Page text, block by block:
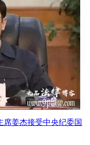
席姜杰接受中央纪委国